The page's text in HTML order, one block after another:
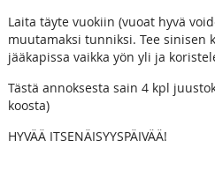
Laita täyte vuokiin (vuoat hyvä
muutamaksi tunniksi. Tee sinisen
jääkapissa vaikka yön yli ja
Tästä annoksesta sain 4 kpl
koosta)
HYVÄÄ ITSENÄISYYSPÄIVÄÄ!